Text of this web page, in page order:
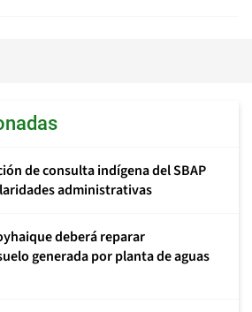
de consulta indígena del SBAP
administrativas
deberá reparar
generada por planta de aguas